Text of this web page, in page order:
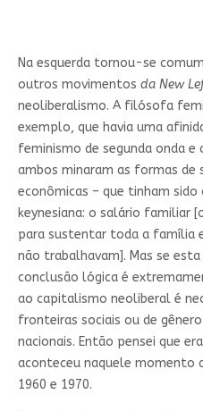
Na esquerda tornou-se
outros movimentos da New
neoliberalismo. A filósofa
exemplo, que havia uma
feminismo de segunda onda
ambos minaram as formas de
econômicas – que tinham
keynesiana: o salário familiar
para sustentar toda a família
não trabalhavam]. Mas se
conclusão lógica é
ao capitalismo neoliberal é
fronteiras sociais ou de
nacionais. Então pensei que
aconteceu naquele momento
1960 e 1970.